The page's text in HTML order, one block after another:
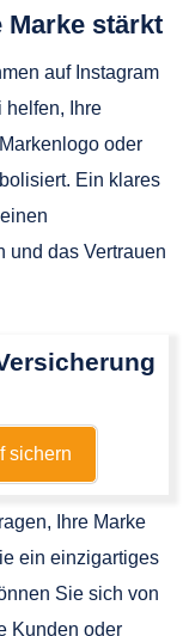
Marke stärkt
auf Instagram
helfen, Ihre
oder
Ein klares
und das Vertrauen
sichern
Ihre Marke
ein einzigartiges
Sie sich von
Kunden oder